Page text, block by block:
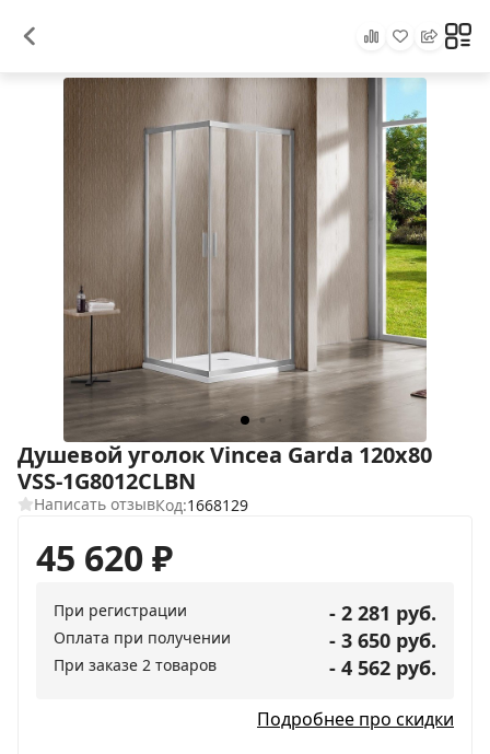
Душевой уголок Vincea Garda 120x80
VSS-1G8012CLBN
Написать отзывКод:1668129
45 620₽
При регистрации - 2 281 руб.
Оплата при получении - 3 650 руб.
При заказе 2 товаров - 4 562 руб.
Подробнее про скидки